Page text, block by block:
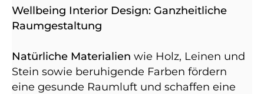
Wellbeing Interior Design: Ganzheitliche
Raumgestaltung
Natürliche Materialien wie Holz, Leinen und
Stein sowie beruhigende Farben fördern
eine gesunde Raumluft und schaffen eine